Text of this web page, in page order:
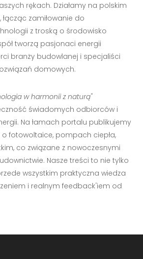
rękach. Działamy na polskim
łącząc zamiłowanie do
z troską o środowisko
tworzą pasjonaci energii
branży budowlanej i specjaliści
domowych.
w harmonii z naturą"
świadomych odbiorców i
Na łamach portalu publikujemy
o fotowoltaice, pompach ciepła,
co związane z nowoczesnymi
Nasze treści to nie tylko
wszystkim praktyczna wiedza
i realnym feedback'iem od